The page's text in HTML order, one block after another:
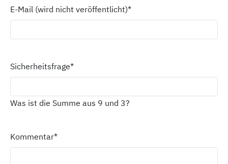
E-Mail (wird nicht veröffentlicht)*
Sicherheitsfrage*
Was ist die Summe aus 9 und 3?
Kommentar*